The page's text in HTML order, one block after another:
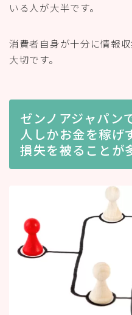
いる人が大半です。
消費者自身が十分に情報
大切です。
ゼンノアジャパン
人しかお金を稼げ
損失を被ることが